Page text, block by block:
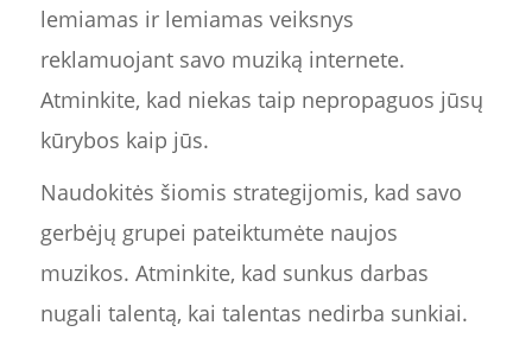
lemiamas ir lemiamas veiksnys
reklamuojant savo muziką internete.
Atminkite, kad niekas taip nepropaguos jūsų
kūrybos kaip jūs.
Naudokitės šiomis strategijomis, kad savo
gerbėjų grupei pateiktumėte naujos
muzikos. Atminkite, kad sunkus darbas
nugali talentą, kai talentas nedirba sunkiai.